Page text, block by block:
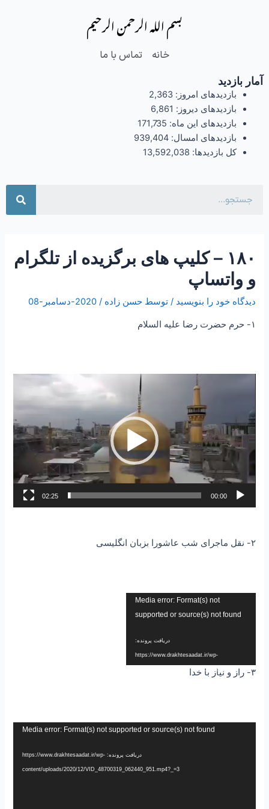
بسم الله الرحمن الرحیم
خانه تماس با ما
آمار بازدید
بازدیدهای امروز: 2,363
بازدیدهای دیروز: 6,861
بازدیدهای این ماه: 171,735
بازدیدهای امسال: 939,404
کل بازدیدها: 13,592,038
۱۸۰ – کلیپ های برگزیده از تلگرام
و واتساپ
دیدگاه‌ خود را بنویسید / توسطحسن زاده/2020-دسامبر-08
۱- حرم حضرت رضا علیه السلام
00:00
02:25
۲- نقل ماجرای شب عاشورا بزبان انگلیسی
ویدیو
Media error: Format(s) not
supported or source(s) not found
دریافت پرونده:
https://www.drakhtesaadat.ir/wp-
content/uploads/2020/12/VID-20201207- ۳- راز و نیاز با خدا
Media error: Format(s) not supported or source(s) not found
دریافت پرونده: https://www.drakhtesaadat.ir/wp-
content/uploads/2020/12/VID_48700319_062440_951.mp4?_=3